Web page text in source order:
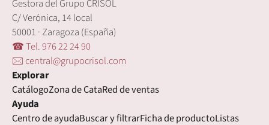
Gestora del Grupo CRISOL
C/ Verónica, 14 local
50001 · Zaragoza (España)
☎ Tel. 976 22 24 90
🖂 central@grupocrisol.com
Explorar
CatálogoZona de CataRed de ventas
Ayuda
Centro de ayudaBuscar y filtrarFicha de productoListas